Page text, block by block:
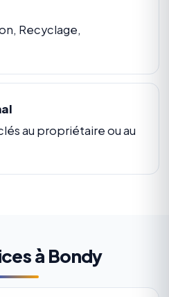
Recyclage,
au propriétaire ou au
à Bondy